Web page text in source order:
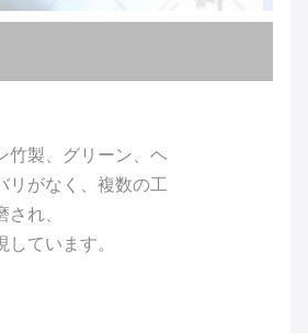
竹製、グリーン、ヘ
リがなく、複数の工
れ、
ています。